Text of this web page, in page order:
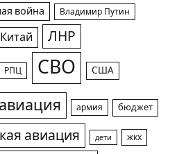
война Владимир Путин
Китай ЛНР
РПЦ СВО США
авиация армия бюджет
авиация дети жкх